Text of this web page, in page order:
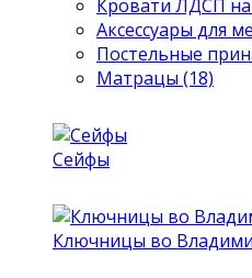
Кровати ЛДСП на
Аксессуары для
Постельные
Матрацы (18)
Сейфы
Ключницы во